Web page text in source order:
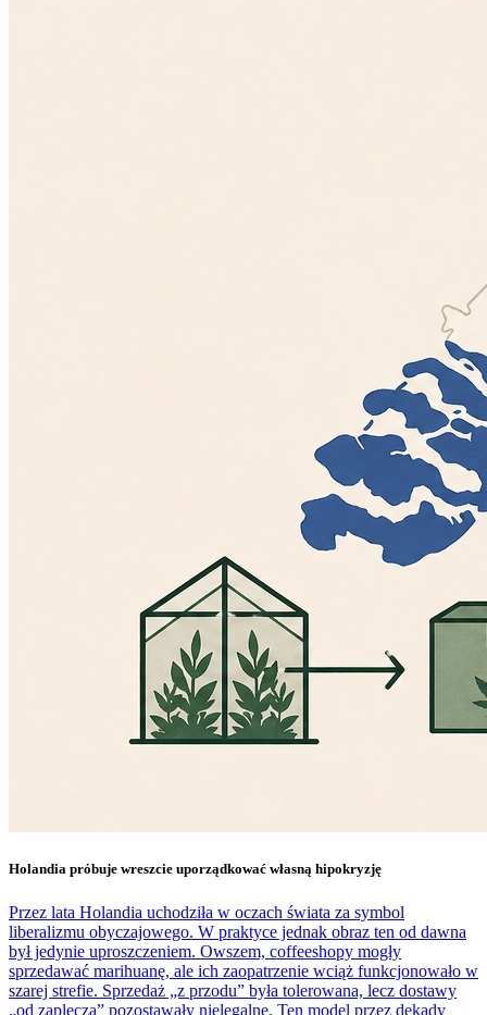
Holandia próbuje wreszcie uporządkować własną hipokryzję
Przez lata Holandia uchodziła w oczach świata za symbol
liberalizmu obyczajowego. W praktyce jednak obraz ten od dawna
był jedynie uproszczeniem. Owszem, coffeeshopy mogły
sprzedawać marihuanę, ale ich zaopatrzenie wciąż funkcjonowało w
szarej strefie. Sprzedaż „z przodu” była tolerowana, lecz dostawy
„od zaplecza” pozostawały nielegalne. Ten model przez dekady